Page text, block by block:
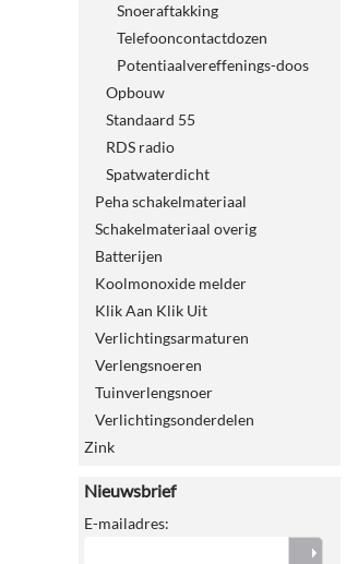
Snoeraftakking
Telefooncontactdozen
Potentiaalvereffenings-doos
Opbouw
Standaard 55
RDS radio
Spatwaterdicht
Peha schakelmateriaal
Schakelmateriaal overig
Batterijen
Koolmonoxide melder
Klik Aan Klik Uit
Verlichtingsarmaturen
Verlengsnoeren
Tuinverlengsnoer
Verlichtingsonderdelen
Zink
Nieuwsbrief
E-mailadres: